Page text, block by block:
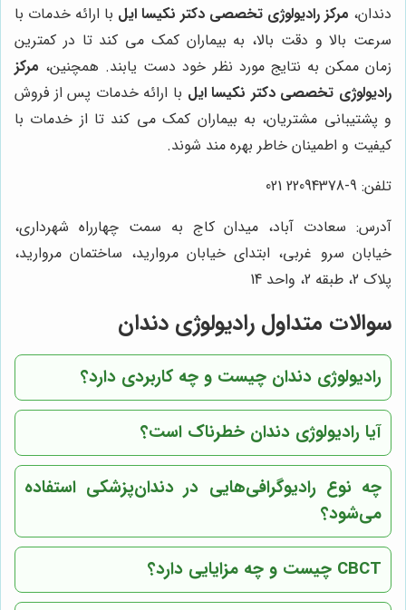
دندان، مرکز رادیولوژی تخصصی دکتر نکیسا ایل با ارائه خدمات با
سرعت بالا و دقت بالا، به بیماران کمک می کند تا در کمترین
زمان ممکن به نتایج مورد نظر خود دست یابند. همچنین، مرکز
رادیولوژی تخصصی دکتر نکیسا ایل با ارائه خدمات پس از فروش
و پشتیبانی مشتریان، به بیماران کمک می کند تا از خدمات با
کیفیت و اطمینان خاطر بهره مند شوند.
تلفن: 9-22094378 021
آدرس: سعادت آباد، میدان کاج به سمت چهارراه شهرداری،
خیابان سرو غربی، ابتدای خیابان مروارید، ساختمان مروارید،
پلاک 2، طبقه 2، واحد 14
سوالات متداول رادیولوژی دندان
رادیولوژی دندان چیست و چه کاربردی دارد؟
آیا رادیولوژی دندان خطرناک است؟
چه نوع رادیوگرافی‌هایی در دندان‌پزشکی استفاده
می‌شود؟
CBCT چیست و چه مزایایی دارد؟